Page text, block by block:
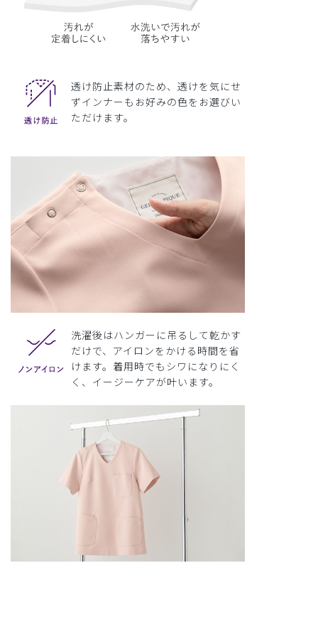
透け防止素材のため、透けを気にせ
ずインナーもお好みの色をお選びい
ただけます。
洗濯後はハンガーに吊るして乾かす
だけで、アイロンをかける時間を省
けます。着用時でもシワになりにく
く、イージーケアが叶います。